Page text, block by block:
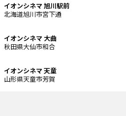
イオンシネマ 旭川駅前
北海道旭川市宮下通
イオンシネマ 大曲
秋田県大仙市和合
イオンシネマ 天童
山形県天童市芳賀